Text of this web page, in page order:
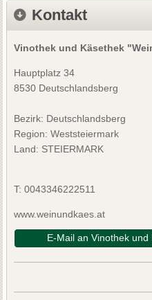
Kontakt
Vinothek und Käsethek
Hauptplatz 34
8530 Deutschlandsberg
Bezirk: Deutschlandsberg
Region: Weststeiermark
Land: STEIERMARK
T: 0043346222511
www.weinundkaes.at
E-Mail an Vinothek